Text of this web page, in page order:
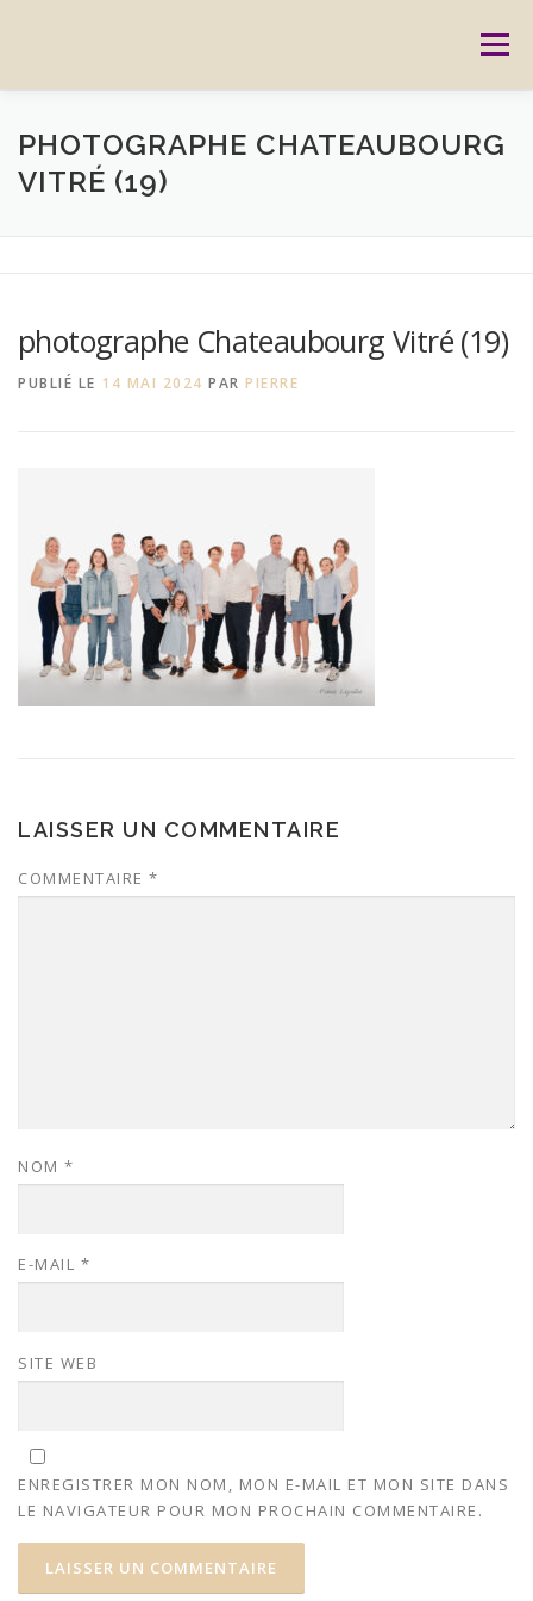
Menu
ACCUEIL PRESTATIONS CARTES CADEAUX
PHOTOGRAPHE CHATEAUBOURG
VITRÉ (19)
photographe Chateaubourg Vitré (19)
PUBLIÉ LE 14 MAI 2024 PAR PIERRE
LAISSER UN COMMENTAIRE
COMMENTAIRE *
NOM *
E-MAIL *
SITE WEB
ENREGISTRER MON NOM, MON E-MAIL ET MON SITE DANS
LE NAVIGATEUR POUR MON PROCHAIN COMMENTAIRE.